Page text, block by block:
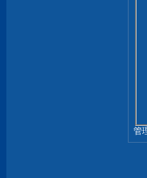
管